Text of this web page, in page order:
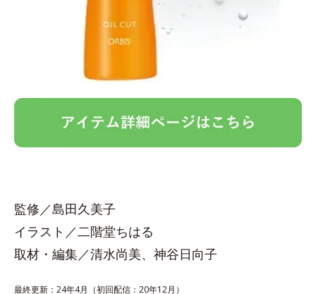
監修／島田久美子
イラスト／二階堂ちはる
取材・編集／清水尚美、神谷日向子
最終更新：24年4月（初回配信：20年12月）